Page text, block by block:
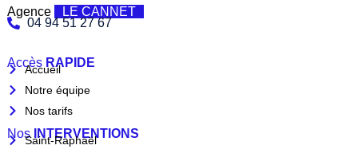
Agence
LE CANNET
04 94 51 27 67
Accès RAPIDE
Accueil
Notre équipe
Nos tarifs
Nos INTERVENTIONS
Saint-Raphaël